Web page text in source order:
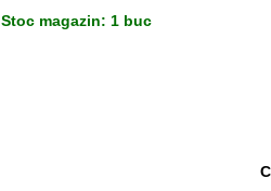
Stoc magazin: 1 buc